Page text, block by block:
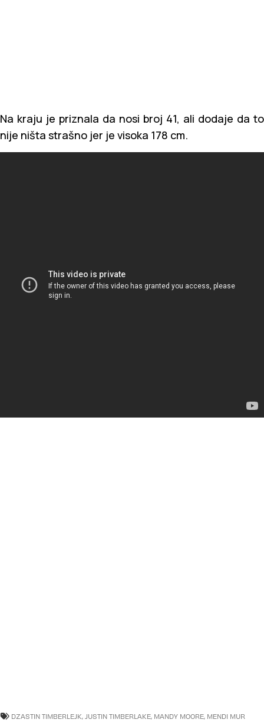
Na kraju je priznala da nosi broj 41, ali dodaje da to
nije ništa strašno jer je visoka 178 cm.
DZASTIN TIMBERLEJK, JUSTIN TIMBERLAKE, MANDY MOORE, MENDI MUR